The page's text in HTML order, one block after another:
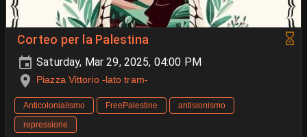
Corteo per la Palestina
Saturday, Mar 29, 2025, 04:00 PM
Piazza Vittorio -lato tram-
Anticolonialismo FreePalestine
antisionismo
repressione